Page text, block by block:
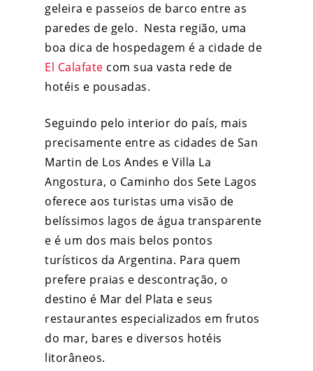
geleira e passeios de barco entre as
paredes de gelo. Nesta região, uma
boa dica de hospedagem é a cidade de
El Calafate com sua vasta rede de
hotéis e pousadas.
Seguindo pelo interior do país, mais
precisamente entre as cidades de San
Martin de Los Andes e Villa La
Angostura, o Caminho dos Sete Lagos
oferece aos turistas uma visão de
belíssimos lagos de água transparente
e é um dos mais belos pontos
turísticos da Argentina. Para quem
prefere praias e descontração, o
destino é Mar del Plata e seus
restaurantes especializados em frutos
do mar, bares e diversos hotéis
litorâneos.